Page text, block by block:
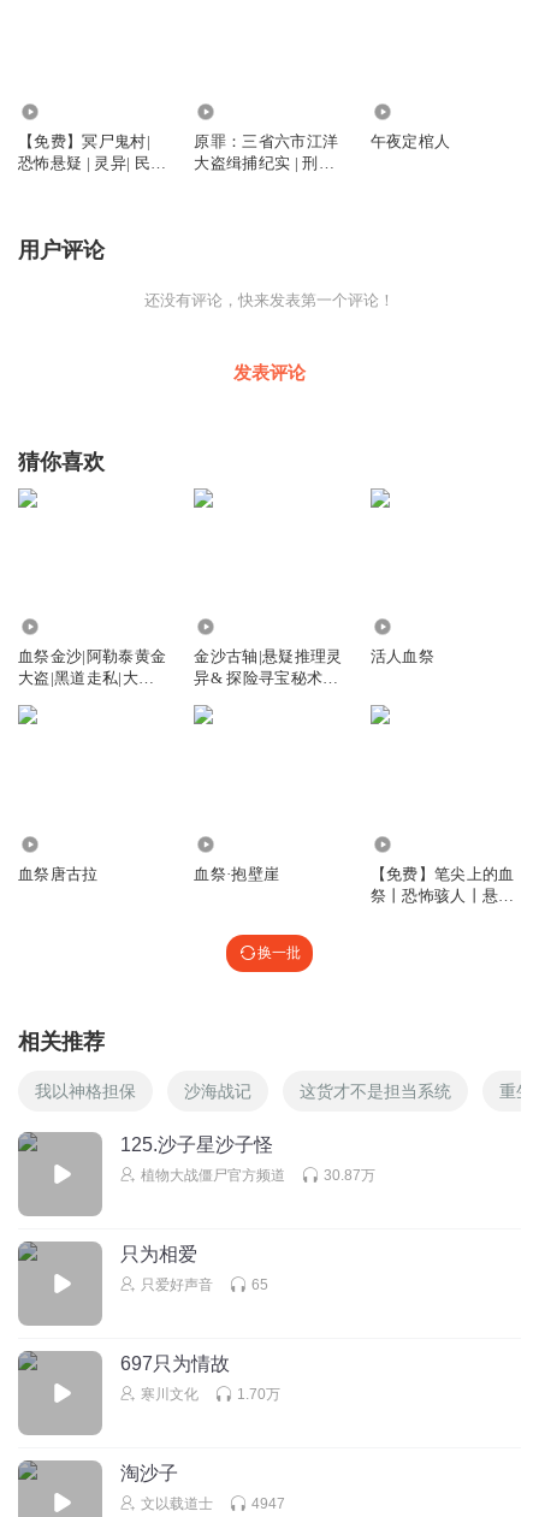
【免费】冥尸鬼村|
恐怖悬疑 | 灵异| 民间
原罪：三省六市江洋
大盗缉捕纪实 | 刑侦
午夜定棺人
用户评论
还没有评论，快来发表第一个评论！
发表评论
猜你喜欢
血祭金沙|阿勒泰黄金
大盗|黑道走私|大案
金沙古轴|悬疑推理灵
异& 探险寻宝秘术｜
未解之谜
活人血祭
血祭唐古拉 血祭·抱壁崖
【免费】笔尖上的血
祭丨恐怖骇人丨悬疑
换一批
相关推荐
我以神格担保 沙海战记 这货才不是担当系统 重生
125.沙子星沙子怪
植物大战僵尸官方频道 30.87万
只为相爱
只爱好声音 65
697只为情故
寒川文化 1.70万
淘沙子
文以载道士 4947